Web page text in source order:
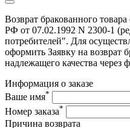
Возврат бракованного
РФ от 07.02.1992 N 2300-1
потребителей". Для
оформить Заявку на возврат
надлежащего качества через
Информация о заказе
Ваше имя*
Номер заказа*
Причина возврата